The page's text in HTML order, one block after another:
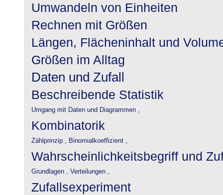
Umwandeln von Einheiten
Rechnen mit Größen
Längen, Flächeninhalt und
Größen im Alltag
Daten und Zufall
Beschreibende Statistik
Umgang mit Daten und Diagrammen ,
Kombinatorik
Zählprinzip , Binomialkoeffizient ,
Wahrscheinlichkeitsbegriff und
Grundlagen , Verteilungen ,
Zufallsexperiment